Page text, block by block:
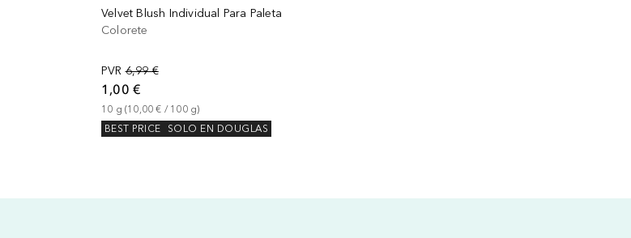
Velvet Blush Individual Para Paleta
Colorete
PVR 6,99 €
1,00 €
10 g (10,00 € / 100 g)
BEST PRICE
SOLO EN DOUGLAS